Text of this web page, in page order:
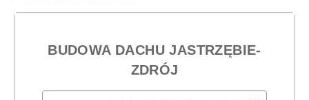
BUDOWA DACHU JASTRZĘBIE-
ZDRÓJ